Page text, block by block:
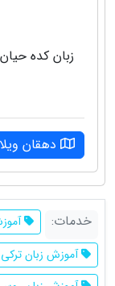
زبان کده حیان
دهقان ویلا
خدمات:
آموزش زبان ترکی